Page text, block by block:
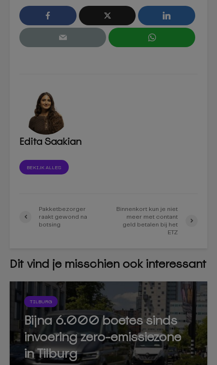
Edita Saakian
BEKIJK ALLES
Pakketbezorger
raakt gewond na
botsing
Binnenkort kun je niet
meer met contant
geld betalen bij het
ETZ
Dit vind je misschien ook interessant
TILBURG
Bijna 6.000 boetes sinds
invoering zero-emissiezone
in Tilburg